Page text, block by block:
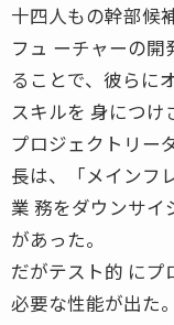
十四人もの幹部候
フュ ーチャーの
ることで、彼らに
スキルを 身につけ
プロジェクトリー
長は、「メインフ
業 務をダウンサイ
があった。
だがテスト的 にプ
必要な性能が出た。